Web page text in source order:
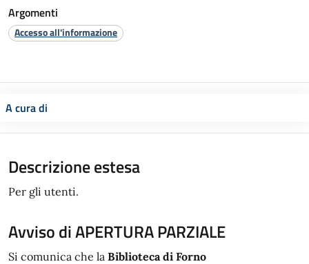
Argomenti
Accesso all'informazione
A cura di
Descrizione estesa
Per gli utenti.
Avviso di APERTURA PARZIALE
Si comunica che la Biblioteca di Forno